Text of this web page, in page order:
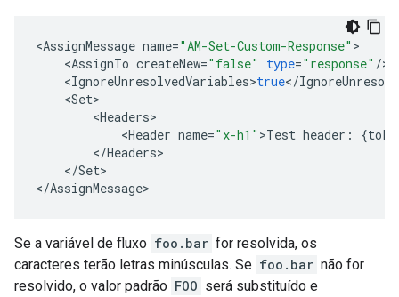
<AssignMessage name="AM-Set-Custom-Response" >
<AssignTo createNew="false" type="response" />
<IgnoreUnresolvedVariables>true</
<Set>
<Headers>
<Header name="x-h1" >Test header : {
</Headers>
</Set>
</AssignMessage>
Se a variável de fluxo foo.bar for resolvida, os
caracteres terão letras minúsculas. Se foo.bar não for
resolvido, o valor padrão FOO será substituído e